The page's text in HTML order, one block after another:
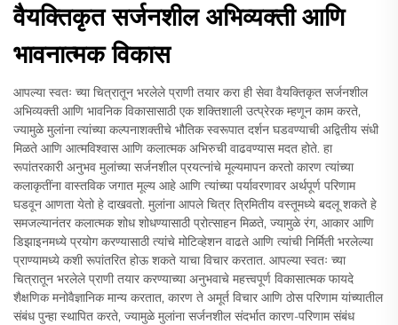
वैयक्तिकृत सर्जनशील अभिव्यक्ती आणि
भावनात्मक विकास
आपल्या स्वतः च्या चित्रातून भरलेले प्राणी तयार करा ही सेवा वैयक्तिकृत सर्जनशील
अभिव्यक्ती आणि भावनिक विकासासाठी एक शक्तिशाली उत्प्रेरक म्हणून काम करते,
ज्यामुळे मुलांना त्यांच्या कल्पनाशक्तीचे भौतिक स्वरूपात दर्शन घडवण्याची अद्वितीय संधी
मिळते आणि आत्मविश्वास आणि कलात्मक अभिरुची वाढवण्यास मदत होते. हा
रूपांतरकारी अनुभव मुलांच्या सर्जनशील प्रयत्नांचे मूल्यमापन करतो कारण त्यांच्या
कलाकृतींना वास्तविक जगात मूल्य आहे आणि त्यांच्या पर्यावरणावर अर्थपूर्ण परिणाम
घडवून आणता येतो हे दाखवतो. मुलांना आपले चित्र त्रिमितीय वस्तूमध्ये बदलू शकते हे
समजल्यानंतर कलात्मक शोध शोधण्यासाठी प्रोत्साहन मिळते, ज्यामुळे रंग, आकार आणि
डिझाइनमध्ये प्रयोग करण्यासाठी त्यांचे मोटिव्हेशन वाढते आणि त्यांची निर्मिती भरलेल्या
प्राण्यामध्ये कशी रूपांतरित होऊ शकते याचा विचार करतात. आपल्या स्वतः च्या
चित्रातून भरलेले प्राणी तयार करण्याच्या अनुभवाचे महत्त्वपूर्ण विकासात्मक फायदे
शैक्षणिक मनोवैज्ञानिक मान्य करतात, कारण ते अमूर्त विचार आणि ठोस परिणाम यांच्यातील
संबंध पुन्हा स्थापित करते, ज्यामुळे मुलांना सर्जनशील संदर्भात कारण-परिणाम संबंध